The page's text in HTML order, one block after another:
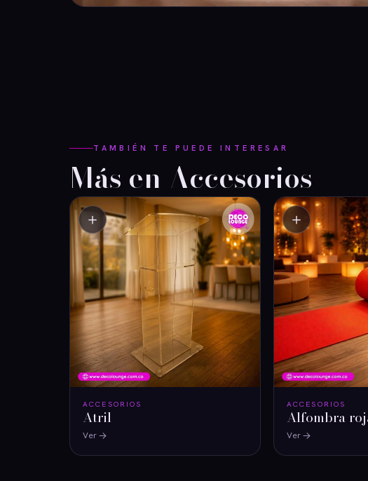
TAMBIÉN TE PUEDE INTERESAR
Más en Accesorios
ACCESORIOS
Atril
Ver
＋
ACCESORIOS
Alfombra
Ver
＋